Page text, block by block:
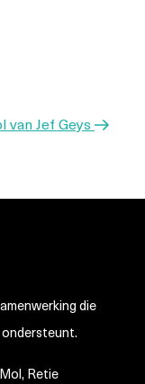
van Jef Geys
die
ondersteunt.
Retie